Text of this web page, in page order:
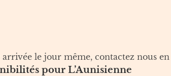
le jour même, contactez nous
pour L’Aunisienne